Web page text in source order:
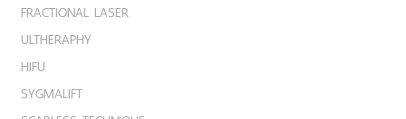
FRACTIONAL LASER
ULTHERAPHY
HIFU
SYGMALIFT